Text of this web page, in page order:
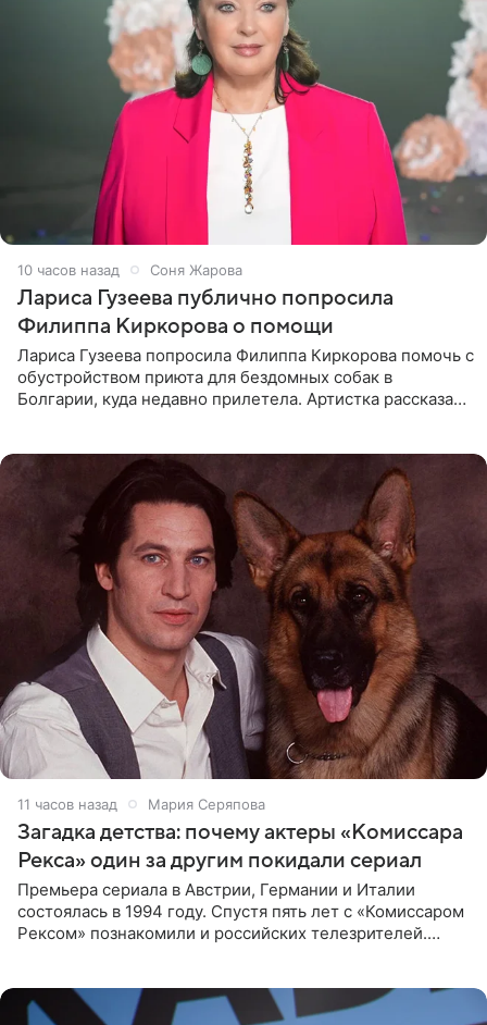
10 часов назад Соня Жарова
Лариса Гузеева публично попросила
Филиппа Киркорова о помощи
Лариса Гузеева попросила Филиппа Киркорова помочь с
обустройством приюта для бездомных собак в
Болгарии, куда недавно прилетела. Артистка рассказала
11 часов назад Мария Серяпова
Загадка детства: почему актеры «Комиссара
Рекса» один за другим покидали сериал
Премьера сериала в Австрии, Германии и Италии
состоялась в 1994 году. Спустя пять лет с «Комиссаром
Рексом» познакомили и российских телезрителей.